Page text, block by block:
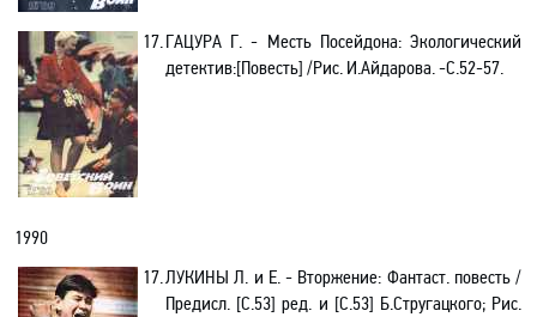
17.ГАЦУРА Г. - Месть Посейдона: Экологический
детектив:[Повесть] /Рис. И.Айдарова. -С.52-57.
1990
17.ЛУКИНЫ Л. и Е. - Вторжение: Фантаст. повесть /
Предисл. [С.53] ред. и [С.53] Б.Стругацкого; Рис.